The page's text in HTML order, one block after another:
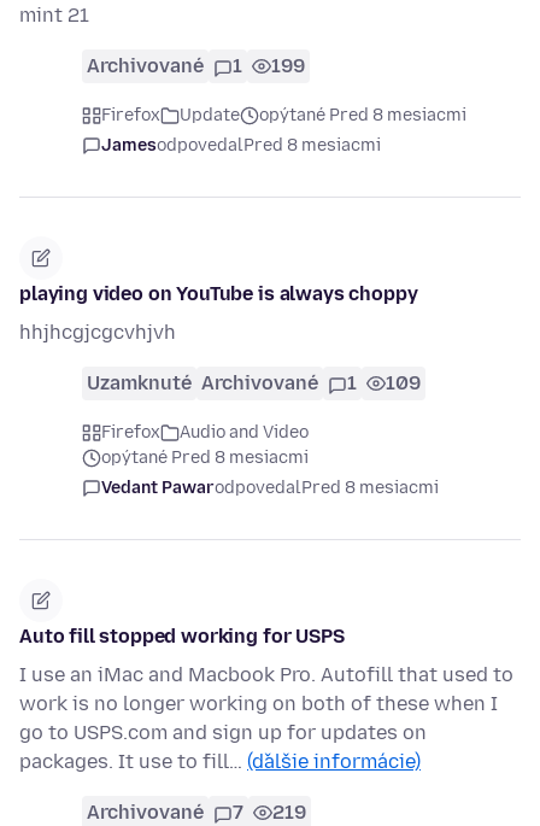
mint 21
Archivované 1 199
Firefox Update
opýtané Pred 8 mesiacmi
JamesodpovedalPred 8 mesiacmi
playing video on YouTube is always choppy
hhjhcgjcgcvhjvh
Uzamknuté Archivované 1 109
Firefox
Audio and Video
opýtané Pred 8 mesiacmi
Vedant PawarodpovedalPred 8 mesiacmi
Auto fill stopped working for USPS
I use an iMac and Macbook Pro. Autofill that used to
work is no longer working on both of these when I
go to USPS.com and sign up for updates on
packages. It use to fill… (ďalšie informácie)
Archivované 7 219